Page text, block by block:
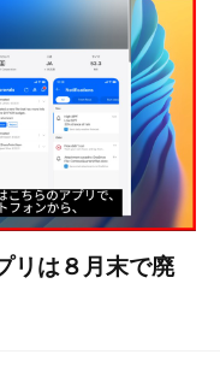
リは８月末で廃